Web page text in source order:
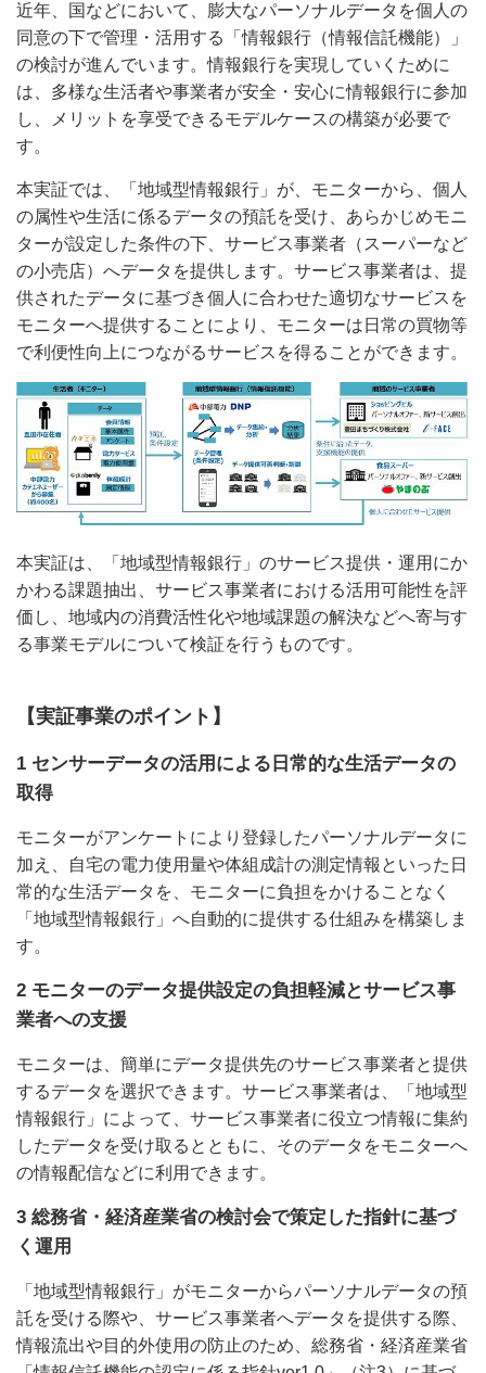
近年、国などにおいて、膨大なパーソナルデータを個人の
同意の下で管理・活用する「情報銀行（情報信託機能）」
の検討が進んでいます。情報銀行を実現していくために
は、多様な生活者や事業者が安全・安心に情報銀行に参加
し、メリットを享受できるモデルケースの構築が必要で
す。
本実証では、「地域型情報銀行」が、モニターから、個人
の属性や生活に係るデータの預託を受け、あらかじめモニ
ターが設定した条件の下、サービス事業者（スーパーなど
の小売店）へデータを提供します。サービス事業者は、提
供されたデータに基づき個人に合わせた適切なサービスを
モニターへ提供することにより、モニターは日常の買物等
で利便性向上につながるサービスを得ることができます。
本実証は、「地域型情報銀行」のサービス提供・運用にか
かわる課題抽出、サービス事業者における活用可能性を評
価し、地域内の消費活性化や地域課題の解決などへ寄与す
る事業モデルについて検証を行うものです。
【実証事業のポイント】
1 センサーデータの活用による日常的な生活データの
取得
モニターがアンケートにより登録したパーソナルデータに
加え、自宅の電力使用量や体組成計の測定情報といった日
常的な生活データを、モニターに負担をかけることなく
「地域型情報銀行」へ自動的に提供する仕組みを構築しま
す。
2 モニターのデータ提供設定の負担軽減とサービス事
業者への支援
モニターは、簡単にデータ提供先のサービス事業者と提供
するデータを選択できます。サービス事業者は、「地域型
情報銀行」によって、サービス事業者に役立つ情報に集約
したデータを受け取るとともに、そのデータをモニターへ
の情報配信などに利用できます。
3 総務省・経済産業省の検討会で策定した指針に基づ
く運用
「地域型情報銀行」がモニターからパーソナルデータの預
託を受ける際や、サービス事業者へデータを提供する際、
情報流出や目的外使用の防止のため、総務省・経済産業省